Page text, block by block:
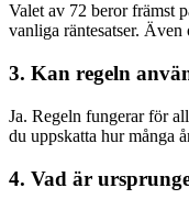
Valet av 72 beror främst
vanliga räntesatser.
3. Kan regeln
Ja. Regeln fungerar för
du uppskatta hur många
4. Vad är